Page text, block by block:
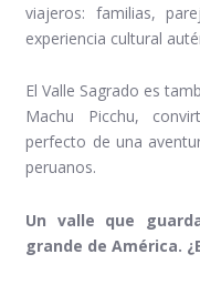
viajeros: familias,
experiencia cultural
El Valle Sagrado es
Machu Picchu,
perfecto de una
peruanos.
Un valle que
grande de América.